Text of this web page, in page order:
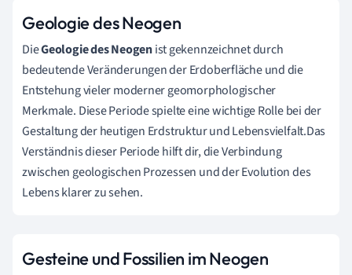
Geologie des Neogen
DieGeologie des Neogenist gekennzeichnet durch
bedeutende Veränderungen der Erdoberfläche und die
Entstehung vieler moderner geomorphologischer
Merkmale. Diese Periode spielte eine wichtige Rolle bei der
Gestaltung der heutigen Erdstruktur und Lebensvielfalt.Das
Verständnis dieser Periode hilft dir, die Verbindung
zwischen geologischen Prozessen und der Evolution des
Lebens klarer zu sehen.
Gesteine und Fossilien im Neogen